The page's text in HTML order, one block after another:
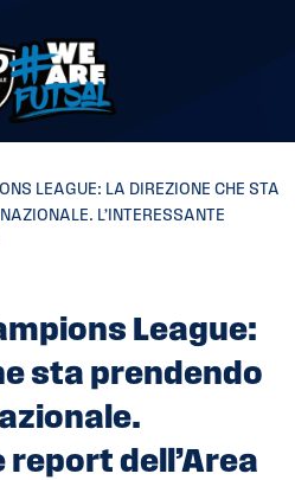
LEAGUE: LA DIREZIONE CHE STA
L’INTERESSANTE
League:
sta prendendo
report dell’Area